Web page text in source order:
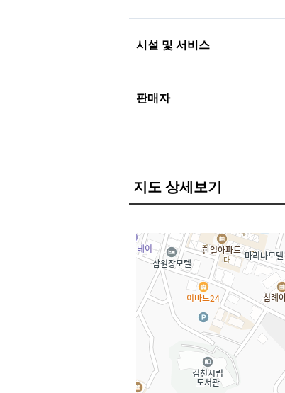
시설 및 서비스
판매자
지도 상세보기